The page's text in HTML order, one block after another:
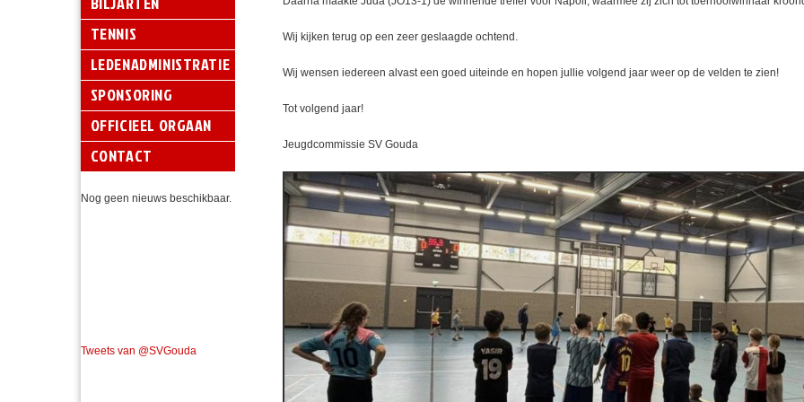
TENNIS
LEDENADMINISTRATIE
SPONSORING
OFFICIEEL ORGAAN
CONTACT
Nog geen nieuws beschikbaar.
Tweets van @SVGouda
Wij kijken terug op een zeer geslaagde ochtend.
Wij wensen iedereen alvast een goed uiteinde en hopen jullie volgend jaar weer op de velden te zien!
Tot volgend jaar!
Jeugdcommissie SV Gouda